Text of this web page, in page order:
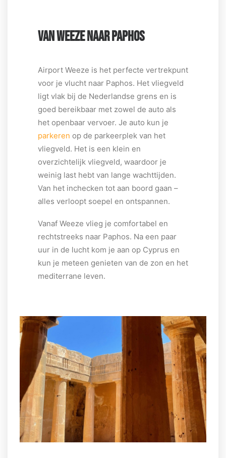
VAN WEEZE NAAR PAPHOS
Airport Weeze is het perfecte vertrekpunt
voor je vlucht naar Paphos. Het vliegveld
ligt vlak bij de Nederlandse grens en is
goed bereikbaar met zowel de auto als
het openbaar vervoer. Je auto kun je
parkeren op de parkeerplek van het
vliegveld. Het is een klein en
overzichtelijk vliegveld, waardoor je
weinig last hebt van lange wachttijden.
Van het inchecken tot aan boord gaan –
alles verloopt soepel en ontspannen.
Vanaf Weeze vlieg je comfortabel en
rechtstreeks naar Paphos. Na een paar
uur in de lucht kom je aan op Cyprus en
kun je meteen genieten van de zon en het
mediterrane leven.